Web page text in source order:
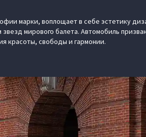
марки, воплощает в себе эстетику
мирового балета. Автомобиль
красоты, свободы и гармонии.